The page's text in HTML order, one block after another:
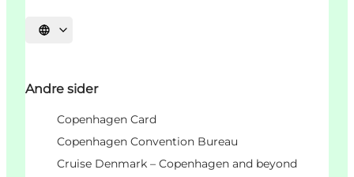
Vælg sprog
Andre sider
Copenhagen Card
Copenhagen Convention Bureau
Cruise Denmark – Copenhagen and beyond